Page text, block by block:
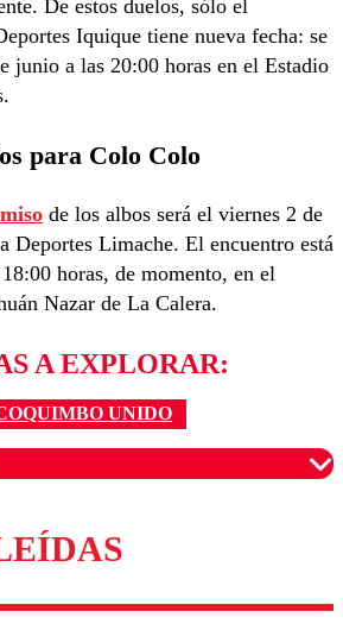
De estos duelos, sólo el
Iquique tiene nueva fecha: se
junio a las 20:00 horas en el Estadio
para Colo Colo
de los albos será el viernes 2 de
Deportes Limache. El encuentro está
horas, de momento, en el
Nazar de La Calera.
A EXPLORAR:
UNIDO
son moderados para garantizar un
diálogo respetuoso.